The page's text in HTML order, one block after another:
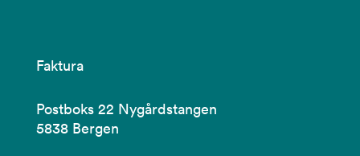
Faktura
Postboks 22 Nygårdstangen
5838 Bergen